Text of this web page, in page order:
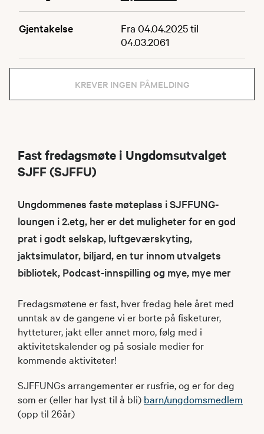
Gjentakelse
Fra 04.04.2025 til
04.03.2061
KREVER INGEN PÅMELDING
Fast fredagsmøte i Ungdomsutvalget
SJFF (SJFFU)
Ungdommenes faste møteplass i SJFFUNG-
loungen i 2.etg, her er det muligheter for en god
prat i godt selskap, luftgeværskyting,
jaktsimulator, biljard, en tur innom utvalgets
bibliotek, Podcast-innspilling og mye, mye mer
Fredagsmøtene er fast, hver fredag hele året med
unntak av de gangene vi er borte på fisketurer,
hytteturer, jakt eller annet moro, følg med i
aktivitetskalender og på sosiale medier for
kommende aktiviteter!
SJFFUNGs arrangementer er rusfrie, og er for deg
som er (eller har lyst til å bli) barn/ungdomsmedlem
(opp til 26år)